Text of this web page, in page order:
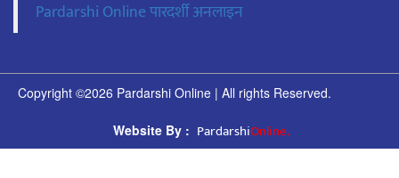
Pardarshi Online पारदर्शी अनलाइन
Copyright ©2026 Pardarshi Online | All rights Reserved.
Website By : PardarshiOnline.